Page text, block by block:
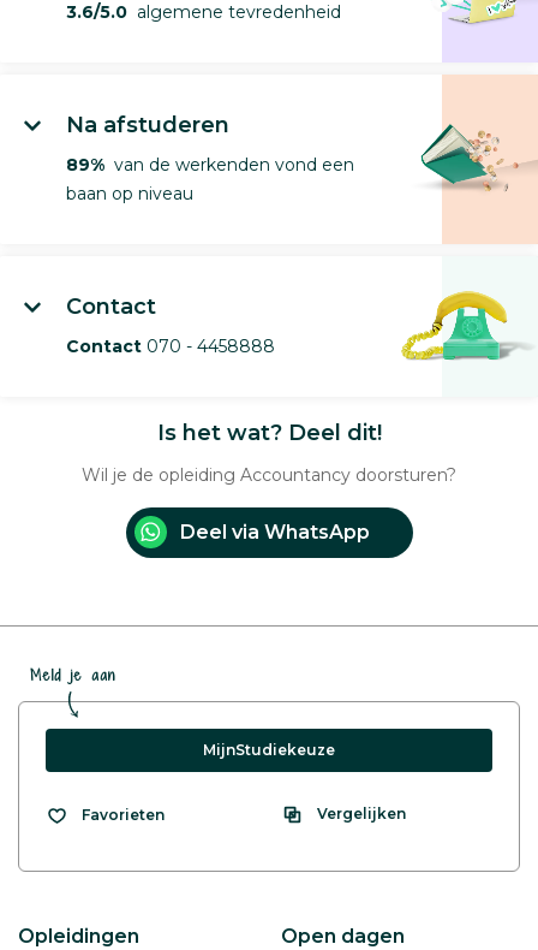
3.6/5.0 algemene tevredenheid
Na afstuderen
89% van de werkenden vond een
baan op niveau
Contact
Contact 070 - 4458888
Is het wat? Deel dit!
Wil je de opleiding Accountancy doorsturen?
Deel via WhatsApp
Meld je aan
MijnStudiekeuze
Favorieten Vergelijken
Opleidingen Open dagen